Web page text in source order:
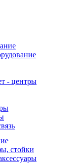
- центры
стойки